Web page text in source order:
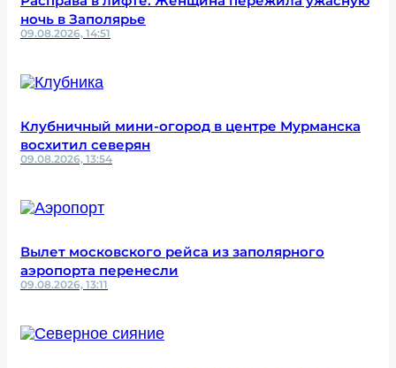
ночь в Заполярье
09.08.2026, 14:51
Клубничный мини-огород в центре Мурманска
восхитил северян
09.08.2026, 13:54
Вылет московского рейса из заполярного
аэропорта перенесли
09.08.2026, 13:11